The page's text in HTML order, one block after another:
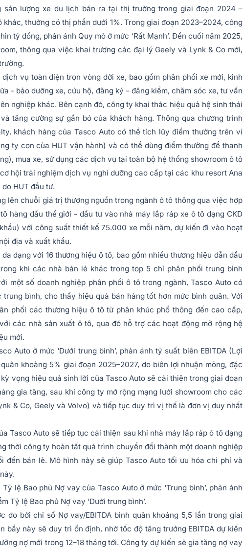
sản lượng xe du lịch bán ra tại thị trường trong giai đoạn 2024 –
thường có thị phần dưới 1%. Trong giai đoạn 2023–2024, công
tỷ đồng, phản ánh Quy mô ở mức ‘Rất Mạnh’. Đến cuối năm 2025,
thông qua việc khai trương các đại lý Geely và Lynk & Co mới,
vụ toàn diện trọn vòng đời xe, bao gồm phân phối xe mới, kinh
- bảo dưỡng xe, cứu hộ, đăng ký – đăng kiểm, chăm sóc xe, tư vấn
nghiệp khác. Bên cạnh đó, công ty khai thác hiệu quả hệ sinh thái
tăng cường sự gắn bó của khách hàng. Thông qua chương trình
khách hàng của Tasco Auto có thể tích lũy điểm thưởng trên ví
ty con của HUT vận hành) và có thể dùng điểm thưởng để thanh
mua xe, sử dụng các dịch vụ tại toàn bộ hệ thống showroom ô tô
hội trải nghiệm dịch vụ nghỉ dưỡng cao cấp tại các khu resort Ana
HUT đầu tư.
lên chuỗi giá trị thượng nguồn trong ngành ô tô thông qua việc hợp
hàng đầu thế giới - đầu tư vào nhà máy lắp ráp xe ô tô dạng CKD
với công suất thiết kế 75.000 xe mỗi năm, dự kiến đi vào hoạt
địa và xuất khẩu.
dạng với 16 thương hiệu ô tô, bao gồm nhiều thương hiệu dẫn đầu
khi các nhà bán lẻ khác trong top 5 chỉ phân phối trung bình
một số doanh nghiệp phân phối ô tô trong ngành, Tasco Auto có
bình, cho thấy hiệu quả bán hàng tốt hơn mức bình quân. Với
phối các thương hiệu ô tô từ phân khúc phổ thông đến cao cấp,
các nhà sản xuất ô tô, qua đó hỗ trợ các hoạt động mở rộng hệ
mới.
Auto ở mức ‘Dưới trung bình’, phản ánh tỷ suất biên EBITDA (Lợi
khoảng 5% giai đoạn 2025–2027, do biên lợi nhuận mỏng, đặc
vọng hiệu quả sinh lời của Tasco Auto sẽ cải thiện trong giai đoạn
gia tăng, sau khi công ty mở rộng mạng lưới showroom cho các
& Co, Geely và Volvo) và tiếp tục duy trì vị thế là đơn vị duy nhất
Tasco Auto sẽ tiếp tục cải thiện sau khi nhà máy lắp ráp ô tô dạng
thời công ty hoàn tất quá trình chuyển đổi thành một doanh nghiệp
đến bán lẻ. Mô hình này sẽ giúp Tasco Auto tối ưu hóa chi phí và
lệ Bao phủ Nợ vay của Tasco Auto ở mức ‘Trung bình’, phản ánh
Tỷ lệ Bao phủ Nợ vay ‘Dưới trung bình’.
đo bởi chỉ số Nợ vay/EBITDA bình quân khoảng 5,5 lần trong giai
bẩy này sẽ duy trì ổn định, nhờ tốc độ tăng trưởng EBITDA dự kiến
nợ mới trong 12–18 tháng tới. Công ty dự kiến sẽ gia tăng nợ vay